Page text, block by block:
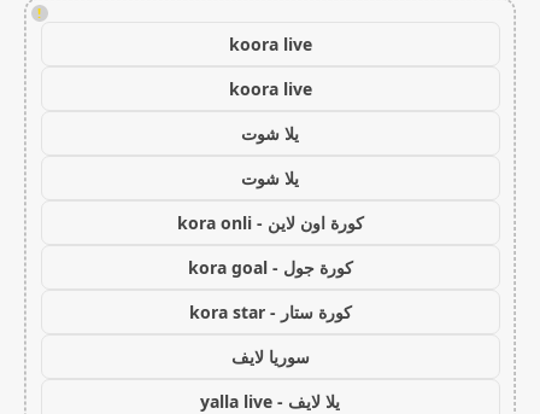
!
koora live
koora live
يلا شوت
يلا شوت
كورة اون لاين - kora onli
كورة جول - kora goal
كورة ستار - kora star
سوريا لايف
يلا لايف - yalla live